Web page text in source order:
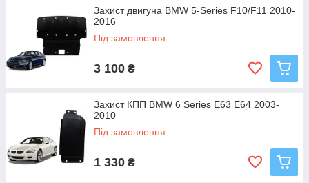
Захист двигуна BMW 5-Series F10/F11 2010-
2016
Під замовлення
3 100 ₴
Захист КПП BMW 6 Series E63 E64 2003-
2010
Під замовлення
1 330 ₴